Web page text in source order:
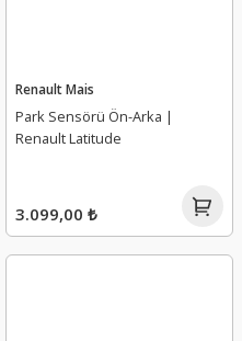
Renault Mais
Park Sensörü Ön-Arka |
Renault Latitude
3.099,00 ₺